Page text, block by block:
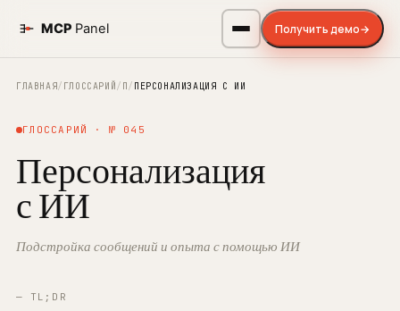
Получить демо→
ГЛАВНАЯ/ ГЛОССАРИЙ/ П/ ПЕРСОНАЛИЗАЦИЯ С ИИ
ГЛОССАРИЙ · № 045
Персонализация
с ИИ
Подстройка сообщений и опыта с помощью ИИ
— TL;DR